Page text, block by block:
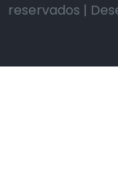
reservados |